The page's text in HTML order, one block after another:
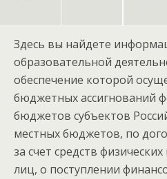
Здесь вы найдете
образовательной
обеспечение которой
бюджетных ассигнований
бюджетов субъектов
местных бюджетов, по
за счет средств
лиц, о поступлении